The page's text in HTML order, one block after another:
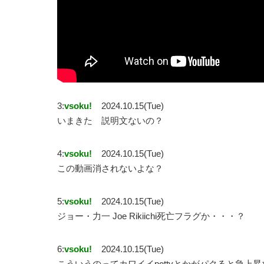
3:vsoku!
2024.10.15(Tue)
いまきた 説明文ないの？
4:vsoku!
2024.10.15(Tue)
この動画消されないよな？
5:vsoku!
2024.10.15(Tue)
ジョー・力一 Joe Rikiichi死亡フラグか・・・？
6:vsoku!
2024.10.15(Tue)